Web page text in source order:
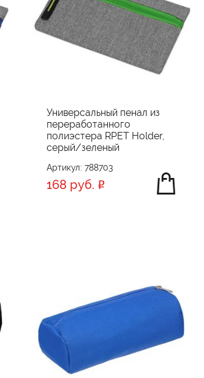
Универсальный пенал из
переработанного
полиэстера RPET Holder,
серый/зеленый
Артикул: 788703
168 руб.